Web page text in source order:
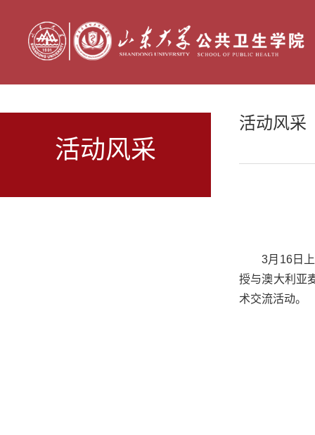
活动风采
活动风采
3月16日
授与澳大利亚
术交流活动。